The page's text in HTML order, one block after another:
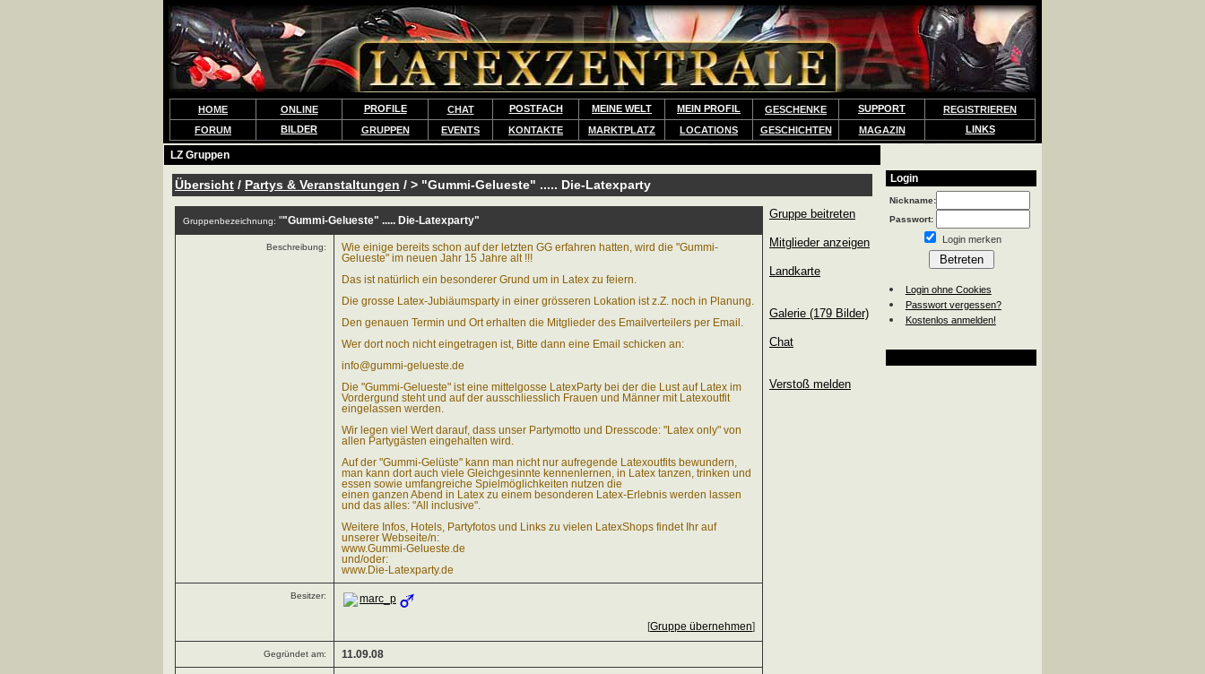
HOME ONLINE PROFILE CHAT POSTFACH MEINE WELT MEIN PROFIL GESCHENKE SUPPORT
REGISTRIEREN
FORUM
BILDER GRUPPEN EVENTS KONTAKTE MARKTPLATZ LOCATIONS GESCHICHTEN MAGAZIN LINKS
LZ Gruppen
Übersicht / Partys & Veranstaltungen / > "Gummi-Gelueste" ..... Die-Latexparty
Gruppenbezeichnung: ""Gummi-Gelueste" ..... Die-Latexparty"
Beschreibung:
Wie einige bereits schon auf der letzten GG erfahren hatten, wird die "Gummi-
Gelueste" im neuen Jahr 15 Jahre alt !!!
Das ist natürlich ein besonderer Grund um in Latex zu feiern.
Die grosse Latex-Jubiäumsparty in einer grösseren Lokation ist z.Z. noch in Planung.
Den genauen Termin und Ort erhalten die Mitglieder des Emailverteilers per Email.
Wer dort noch nicht eingetragen ist, Bitte dann eine Email schicken an:
info@gummi-gelueste.de
Die "Gummi-Gelueste" ist eine mittelgosse LatexParty bei der die Lust auf Latex im
Vordergund steht und auf der ausschliesslich Frauen und Männer mit Latexoutfit
eingelassen werden.
Wir legen viel Wert darauf, dass unser Partymotto und Dresscode: "Latex only" von
allen Partygästen eingehalten wird.
Auf der "Gummi-Gelüste" kann man nicht nur aufregende Latexoutfits bewundern,
man kann dort auch viele Gleichgesinnte kennenlernen, in Latex tanzen, trinken und
essen sowie umfangreiche Spielmöglichkeiten nutzen die
einen ganzen Abend in Latex zu einem besonderen Latex-Erlebnis werden lassen
und das alles: "All inclusive".
Weitere Infos, Hotels, Partyfotos und Links zu vielen LatexShops findet Ihr auf
unserer Webseite/n:
www.Gummi-Gelueste.de
und/oder:
www.Die-Latexparty.de
Besitzer: marc_p
[Gruppe übernehmen]
Gegründet am: 11.09.08
Gruppe beitreten
Mitglieder anzeigen
Landkarte
Galerie (179 Bilder)
Chat
Verstoß melden
Login
Nickname:
Passwort:
Login merken
Login ohne Cookies
Passwort vergessen?
Kostenlos anmelden!